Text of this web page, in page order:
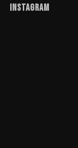
Instagram